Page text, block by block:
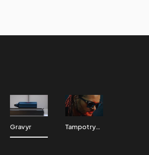
Gravyr Tampotryck